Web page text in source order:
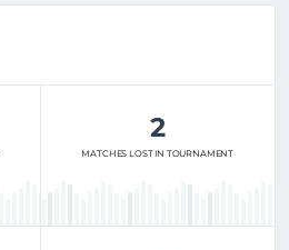
2
MATCHES LOST IN TOURNAMENT